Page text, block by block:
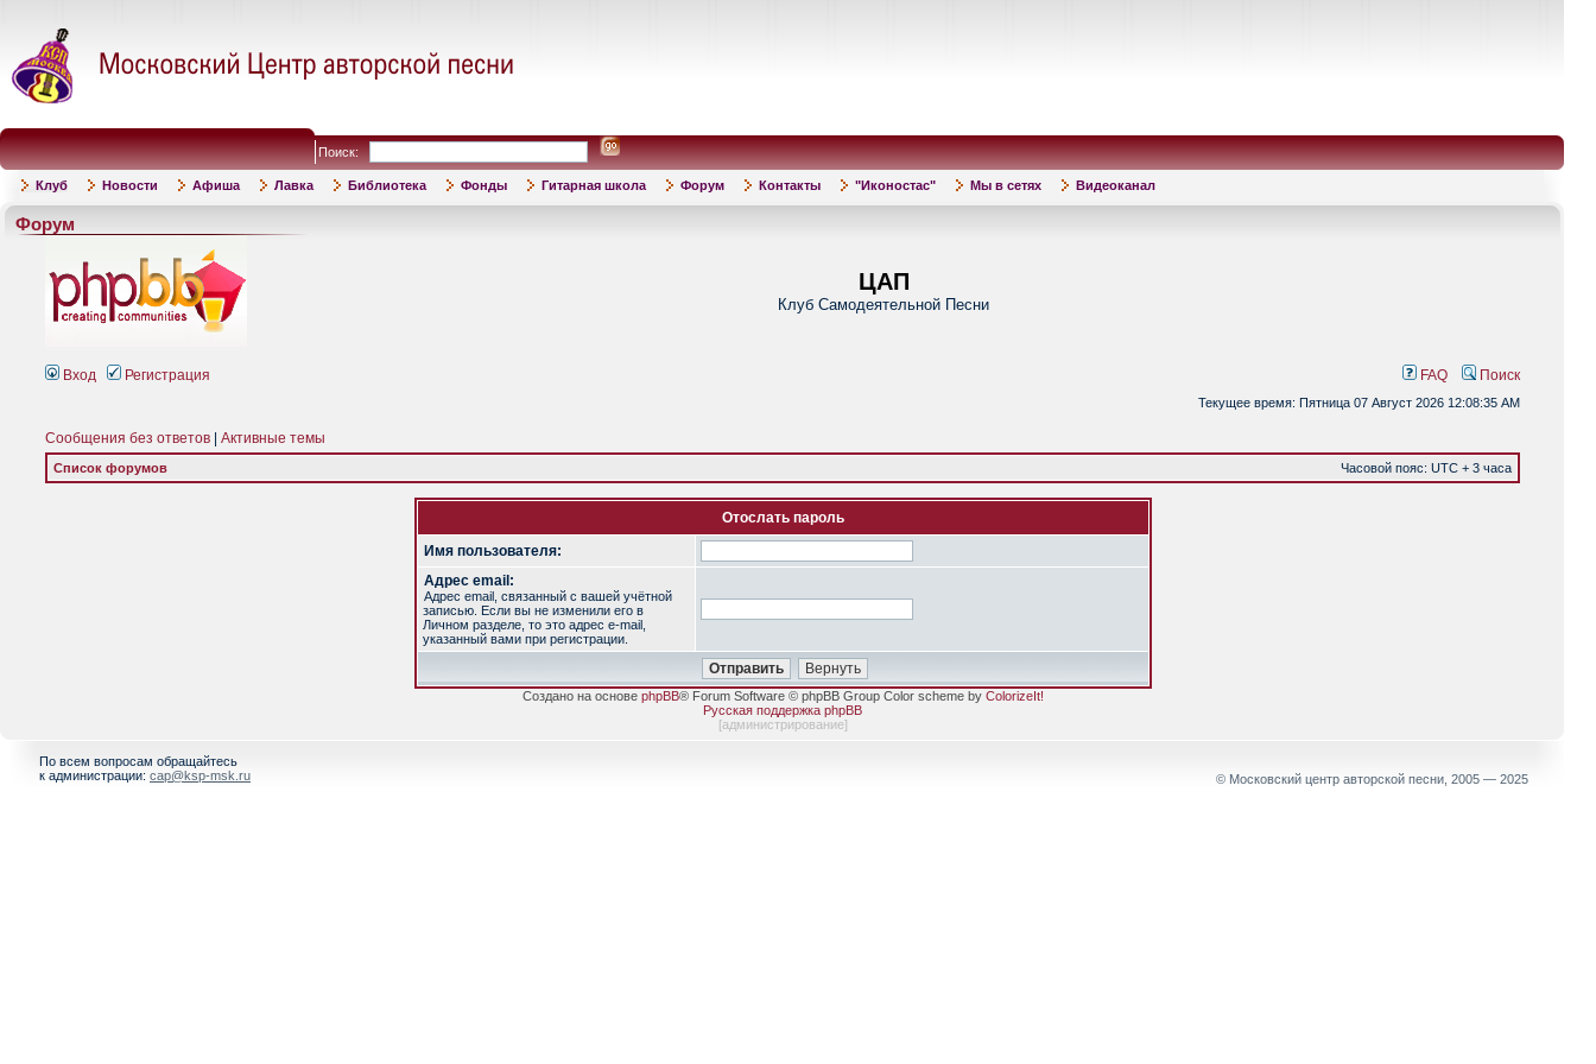
Поиск:
Клуб Новости Афиша Лавка Библиотека Фонды Гитарная школа Форум Контакты "Иконостас" Мы в сетях Видеоканал
Форум
ЦАП
Клуб Самодеятельной Песни
Вход Регистрация FAQ Поиск
Текущее время: Пятница 07 Август 2026 12:08:35 AM
Сообщения без ответов Активные темы
Список форумов Часовой пояс: UTC + 3 часа
Отослать пароль
Имя пользователя:
Адрес email:
Адрес email, связанный с вашей учётной
записью. Если вы не изменили его в
Личном разделе, то это адрес e-mail,
указанный вами при регистрации.
Создано на основе phpBB® Forum Software © phpBB Group Color scheme by ColorizeIt!
Русская поддержка phpBB
[администрирование]
По всем вопросам обращайтесь
к администрации: cap@ksp-msk.ru © Московский центр авторской песни, 2005 — 2025